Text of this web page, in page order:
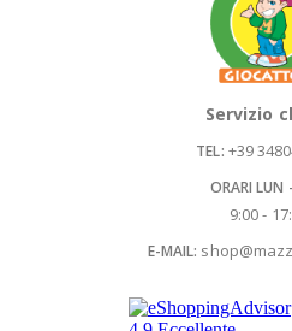
Servizio
TEL: +39
ORARI LUN
9:00 -
E-MAIL: